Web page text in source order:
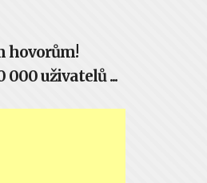
hovorům!
000 uživatelů ...